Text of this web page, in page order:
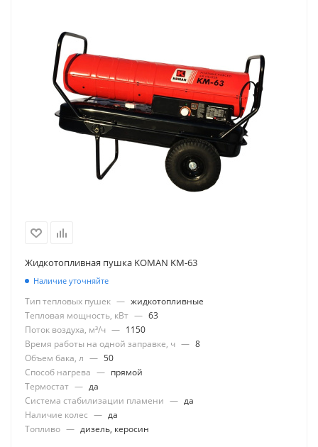
Жидкотопливная пушка KOMAN KM-63
Наличие уточняйте
Тип тепловых пушек — жидкотопливные
Тепловая мощность, кВт — 63
Поток воздуха, м³/ч — 1150
Время работы на одной заправке, ч — 8
Объем бака, л — 50
Способ нагрева — прямой
Термостат — да
Система стабилизации пламени — да
Наличие колес — да
Топливо — дизель, керосин